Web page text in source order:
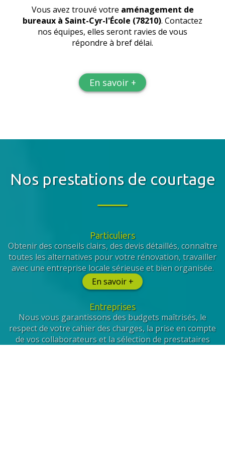
Vous avez trouvé votre aménagement de
bureaux à Saint-Cyr-l'École (78210). Contactez
nos équipes, elles seront ravies de vous
répondre à bref délai.
En savoir +
Nos prestations de courtage
Particuliers
Obtenir des conseils clairs, des devis détaillés, connaître
toutes les alternatives pour votre rénovation, travailler
avec une entreprise locale sérieuse et bien organisée.
En savoir +
Entreprises
Nous vous garantissons des budgets maîtrisés, le
respect de votre cahier des charges, la prise en compte
de vos collaborateurs et la sélection de prestataires